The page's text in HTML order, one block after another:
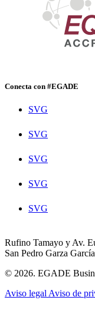
Conecta con #EGADE
SVG
SVG
SVG
SVG
SVG
Rufino Tamayo y Av.
San Pedro Garza
© 2026. EGADE
Aviso legal Aviso de